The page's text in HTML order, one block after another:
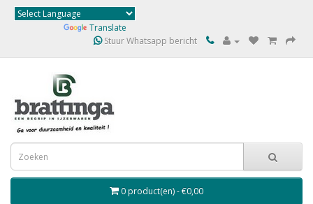
Translate
Stuur Whatsapp bericht
0 product(en) - €0,00